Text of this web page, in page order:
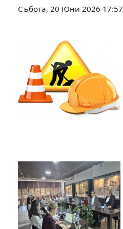
Събота, 20 Юни 2026 17:57